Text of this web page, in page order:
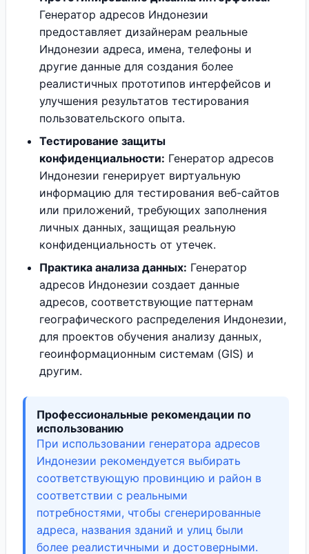
Генератор адресов Индонезии
предоставляет дизайнерам реальные
Индонезии адреса, имена, телефоны и
другие данные для создания более
реалистичных прототипов интерфейсов и
улучшения результатов тестирования
пользовательского опыта.
Тестирование защиты
конфиденциальности: Генератор адресов
Индонезии генерирует виртуальную
информацию для тестирования веб-сайтов
или приложений, требующих заполнения
личных данных, защищая реальную
конфиденциальность от утечек.
Практика анализа данных: Генератор
адресов Индонезии создает данные
адресов, соответствующие паттернам
географического распределения Индонезии,
для проектов обучения анализу данных,
геоинформационным системам (GIS) и
другим.
Профессиональные рекомендации по
использованию
При использовании генератора адресов
Индонезии рекомендуется выбирать
соответствующую провинцию и район в
соответствии с реальными
потребностями, чтобы сгенерированные
адреса, названия зданий и улиц были
более реалистичными и достоверными.